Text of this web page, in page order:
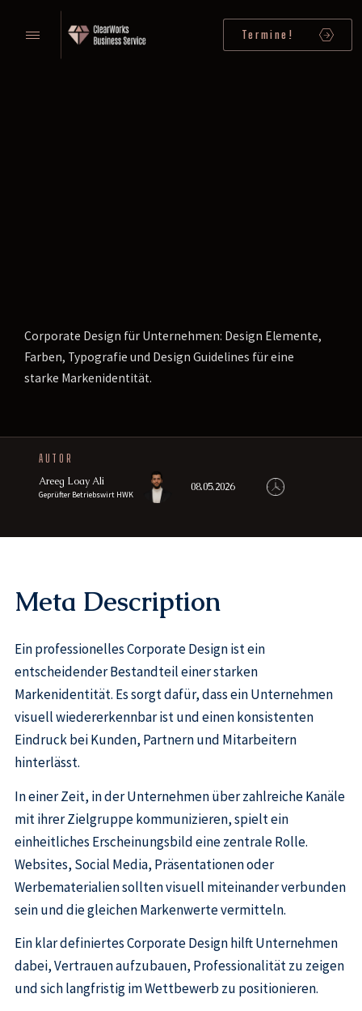
Termine!
Corporate Design für Unternehmen: Design Elemente,
Farben, Typografie und Design Guidelines für eine
starke Markenidentität.
AUTOR
Areeg Loay Ali
Geprüfter Betriebswirt HWK
08.05.2026
Meta Description
Ein professionelles Corporate Design ist ein
entscheidender Bestandteil einer starken
Markenidentität. Es sorgt dafür, dass ein Unternehmen
visuell wiedererkennbar ist und einen konsistenten
Eindruck bei Kunden, Partnern und Mitarbeitern
hinterlässt.
In einer Zeit, in der Unternehmen über zahlreiche Kanäle
mit ihrer Zielgruppe kommunizieren, spielt ein
einheitliches Erscheinungsbild eine zentrale Rolle.
Websites, Social Media, Präsentationen oder
Werbematerialien sollten visuell miteinander verbunden
sein und die gleichen Markenwerte vermitteln.
Ein klar definiertes Corporate Design hilft Unternehmen
dabei, Vertrauen aufzubauen, Professionalität zu zeigen
und sich langfristig im Wettbewerb zu positionieren.